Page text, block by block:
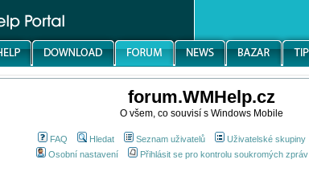
forum.WMHelp.cz
O všem, co souvisí s Windows Mobile
FAQ Hledat Seznam uživatelů Uživatelské skupiny
Osobní nastavení
Přihlásit se pro kontrolu soukromých zpráv